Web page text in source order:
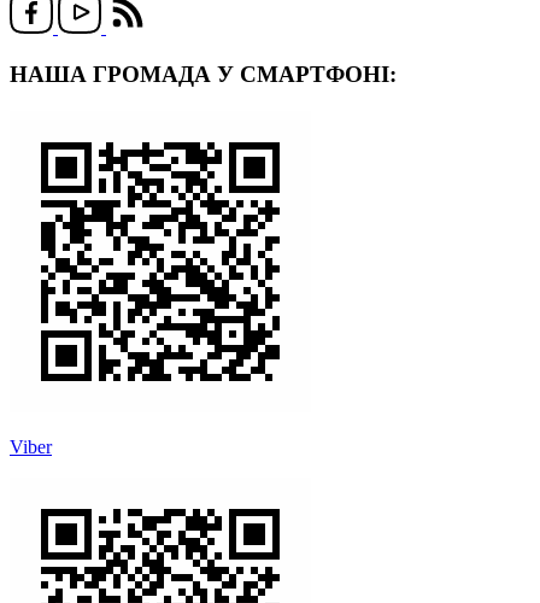
НАША ГРОМАДА У СМАРТФОНІ:
Viber